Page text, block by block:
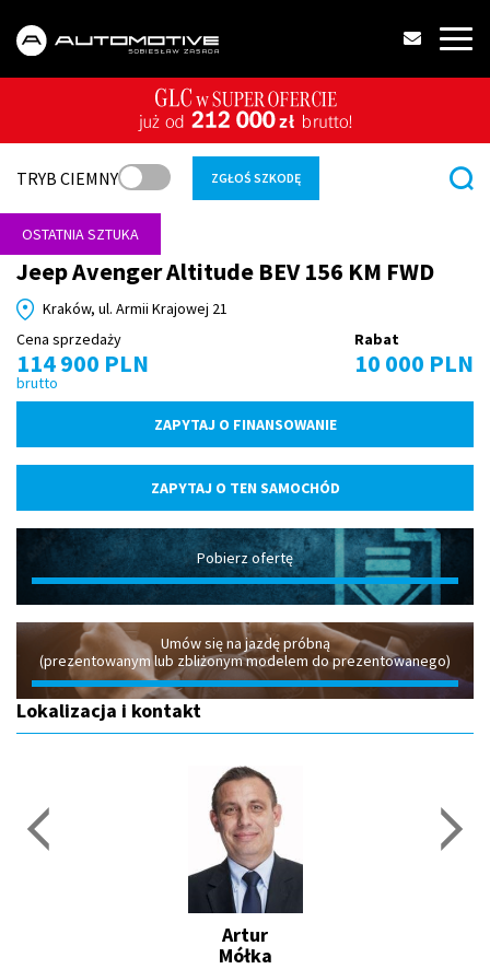
TRYB CIEMNY ZGŁOŚ SZKODĘ
OSTATNIA SZTUKA
Jeep Avenger Altitude BEV 156 KM FWD
Kraków, ul. Armii Krajowej 21
Cena sprzedaży
114 900 PLN
brutto
Rabat
10 000 PLN
ZAPYTAJ O FINANSOWANIE
ZAPYTAJ O TEN SAMOCHÓD
Pobierz ofertę
Umów się na jazdę próbną
(prezentowanym lub zbliżonym modelem do prezentowanego)
Lokalizacja i kontakt
Artur
Mółka